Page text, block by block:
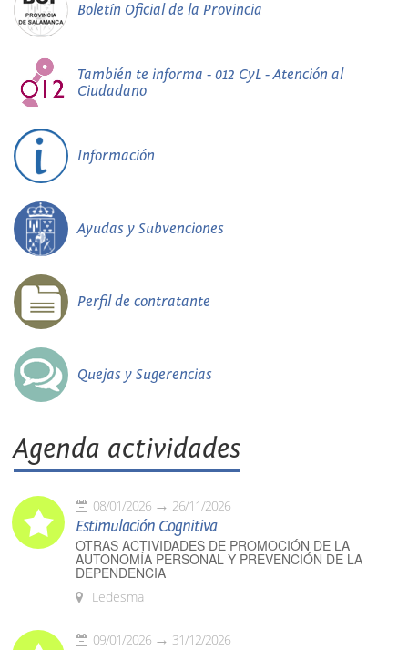
Boletín Oficial de la Provincia
También te informa - 012 CyL - Atención al
Ciudadano
Información
Ayudas y Subvenciones
Perfil de contratante
Quejas y Sugerencias
Agenda actividades
08/01/2026 26/11/2026
Estimulación Cognitiva
OTRAS ACTIVIDADES DE PROMOCIÓN DE LA
AUTONOMÍA PERSONAL Y PREVENCIÓN DE LA
DEPENDENCIA
Ledesma
09/01/2026 31/12/2026